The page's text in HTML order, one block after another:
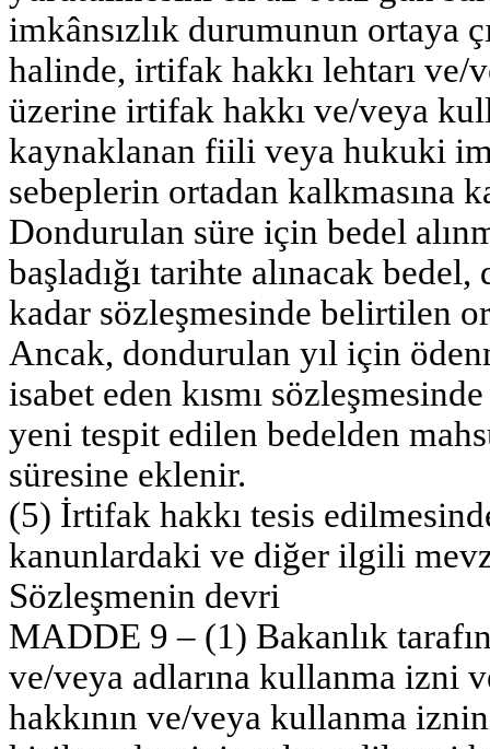
imkânsızlık durumunun ortaya
halinde, irtifak hakkı lehtarı
üzerine irtifak hakkı ve/veya
kaynaklanan fiili veya hukuki
sebeplerin ortadan kalkmasına
Dondurulan süre için bedel
başladığı tarihte alınacak
kadar sözleşmesinde belirtilen
Ancak, dondurulan yıl için
isabet eden kısmı
yeni tespit edilen bedelden
süresine eklenir.
(5) İrtifak hakkı tesis
kanunlardaki ve diğer ilgili
Sözleşmenin devri
MADDE 9 – (1) Bakanlık
ve/veya adlarına kullanma izni
hakkının ve/veya kullanma